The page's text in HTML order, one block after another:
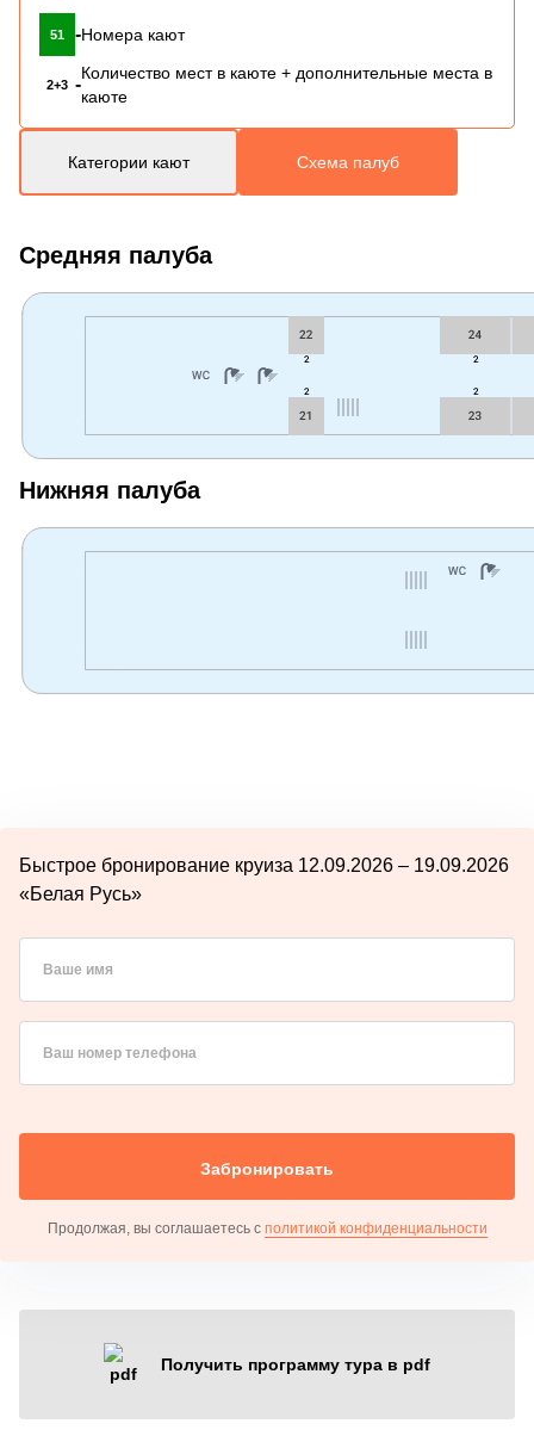
51 -Номера кают
2+3 -
Количество мест в каюте + дополнительные места в
каюте
Категории кают Схема палуб
Средняя палуба
Нижняя палуба
Быстрое бронирование круиза 12.09.2026 – 19.09.2026
«Белая Русь»
Ваше имя
Ваш номер телефона
Забронировать
Продолжая, вы соглашаетесь с политикой конфиденциальности
Получить программу тура в pdf